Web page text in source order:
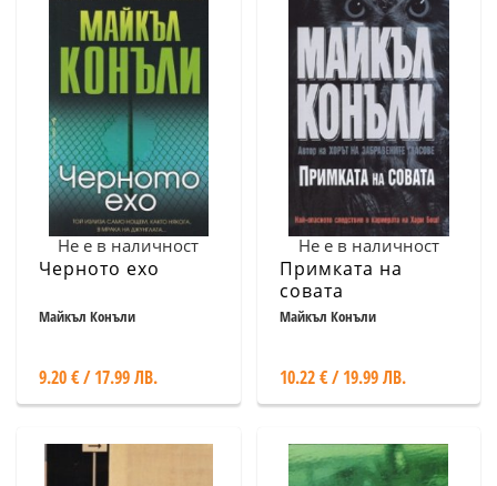
Не е в наличност
Черното ехо
Майкъл Конъли
9.20 € / 17.99 ЛВ.
Не е в наличност
Примката на
совата
Майкъл Конъли
10.22 € / 19.99 ЛВ.